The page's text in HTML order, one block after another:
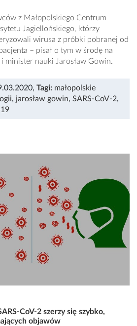
z Małopolskiego Centrum
Jagiellońskiego, którzy
wirusa z próbki pobranej od
– pisał o tym w środę na
minister nauki Jarosław Gowin.
, Tagi: małopolskie
, jarosław gowin, SARS-CoV-2,
CoV-2 szerzy się szybko,
objawów